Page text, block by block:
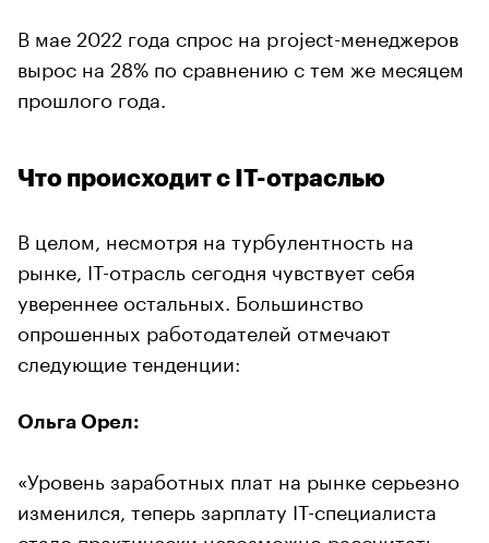
В мае 2022 года спрос на project-менеджеров
вырос на 28% по сравнению с тем же месяцем
прошлого года.
Что происходит с IT-отраслью
В целом, несмотря на турбулентность на
рынке, IT-отрасль сегодня чувствует себя
увереннее остальных. Большинство
опрошенных работодателей отмечают
следующие тенденции:
Ольга Орел:
«Уровень заработных плат на рынке серьезно
изменился, теперь зарплату IT-специалиста